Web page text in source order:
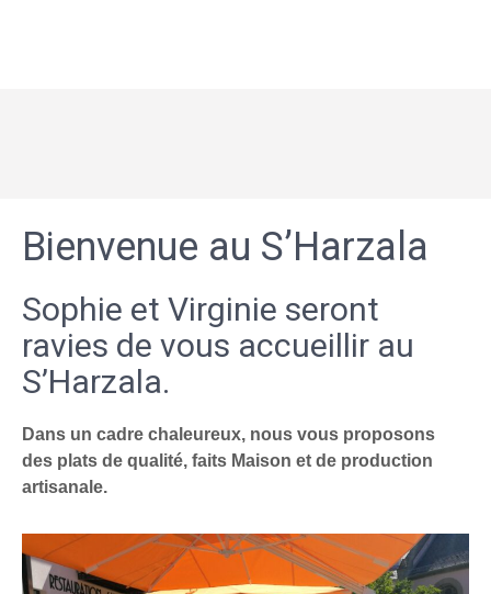
Bienvenue au S’Harzala
Sophie et Virginie seront
ravies de vous accueillir au
S’Harzala.
Dans un cadre chaleureux, nous vous proposons
des plats de qualité, faits Maison et de production
artisanale.